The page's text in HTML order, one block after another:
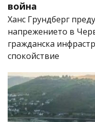
война
Ханс Грундберг
напрежението в
гражданска
спокойствие